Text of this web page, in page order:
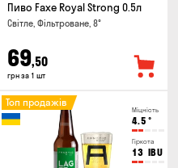
Пиво Faxe Royal Strong 0.5л
Світле, Фільтроване, 8°
69,50
грн за 1 шт
Міцність
4.5 °
Гіркота
13 IBU
Топ продажів